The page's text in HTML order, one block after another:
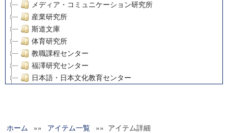
メディア・コミュニケーション研究所
産業研究所
斯道文庫
体育研究所
教職課程センター
福澤研究センター
日本語・日本文化教育センター
グローバルリサーチインスティテュート
ホーム »» アイテム一覧 »» アイテム詳細